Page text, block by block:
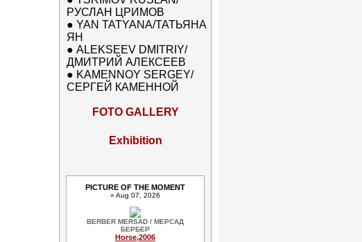
РУСЛАН ЦРИМОВ
● YAN TATYANA/ТАТЬЯНА
ЯН
● ALEKSEEV DMITRIY/
ДМИТРИЙ АЛЕКСЕЕВ
● KAMENNOY SERGEY/
СЕРГЕЙ КАМЕННОЙ
FOTO GALLERY
Exhibition
PICTURE OF THE MOMENT
» Aug 07, 2026
BERBER MERSAD / МЕРСАД
БЕРБЕР
Horse,2006